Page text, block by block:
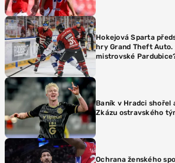
Hokejová Sparta
hry Grand Theft
mistrovské
Baník v Hradci shořel
Zkázu ostravského
Ochrana ženského